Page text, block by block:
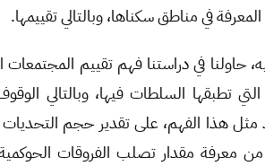
المعرفة في مناطق سكناها، وبالتالي تقييمها.
حاولنا في دراستنا فهم تقييم
تطبقها السلطات فيها، وبالتالي
هذا الفهم، على تقدير حجم التحديات
من معرفة مقدار تصلب الفروقات